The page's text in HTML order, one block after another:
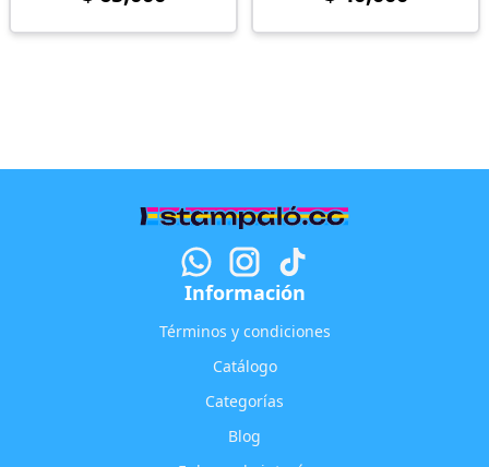
Información
Términos y condiciones
Catálogo
Categorías
Blog